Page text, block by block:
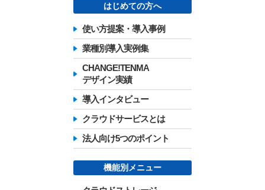
はじめての方へ
使い方提案・導入事例
業種別導入実例集
CHANGE!TENMA
デザイン実績
導入インタビュー
クラウドサービスとは
法人向け5つのポイント
機能別メニュー